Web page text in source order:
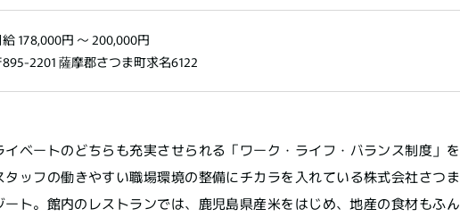
給 178,000円 〜 200,000円
895-2201 薩摩郡さつま町求名6122
イベートのどちらも充実させられる「ワーク・ライフ・バランス制度」を
タッフの働きやすい職場環境の整備にチカラを入れている株式会社さつま
ート。館内のレストランでは、鹿児島県産米をはじめ、地産の食材もふん